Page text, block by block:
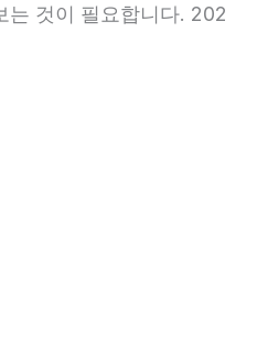
는 것이 필요합니다. 202